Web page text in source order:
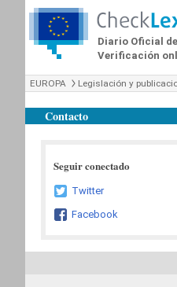
Diario Oficial
Verificación
EUROPA Legislación y
Contacto
Seguir conectado
Twitter
Facebook